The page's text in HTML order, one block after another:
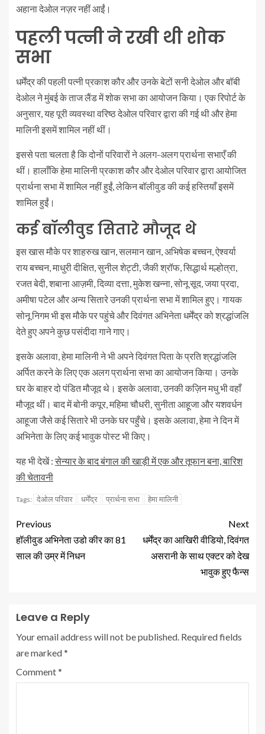
अहाना देओल नज़र नहीं आईं।
पहली पत्नी ने रखी थी शोक
सभा
धर्मेंद्र की पहली पत्नी प्रकाश कौर और उनके बेटों सनी देओल और बॉबी
देओल ने मुंबई के ताज लैंड में शोक सभा का आयोजन किया। एक रिपोर्ट के
अनुसार, यह पूरी व्यवस्था वरिष्ठ देओल परिवार द्वारा की गई थी और हेमा
मालिनी इसमें शामिल नहीं थीं।
इससे पता चलता है कि दोनों परिवारों ने अलग-अलग प्रार्थना सभाएँ की
थीं। हालाँकि हेमा मालिनी प्रकाश कौर और देओल परिवार द्वारा आयोजित
प्रार्थना सभा में शामिल नहीं हुईं, लेकिन बॉलीवुड की कई हस्तियाँ इसमें
शामिल हुईं।
कई बॉलीवुड सितारे मौजूद थे
इस खास मौके पर शाहरुख खान, सलमान खान, अभिषेक बच्चन, ऐश्वर्या
राय बच्चन, माधुरी दीक्षित, सुनील शेट्टी, जैकी श्रॉफ, सिद्धार्थ मल्होत्रा,
रजत बेदी, शबाना आज़मी, दिव्या दत्ता, मुकेश खन्ना, सोनू सूद, जया प्रदा,
अमीषा पटेल और अन्य सितारे उनकी प्रार्थना सभा में शामिल हुए। गायक
सोनू निगम भी इस मौके पर पहुंचे और दिवंगत अभिनेता धर्मेंद्र को श्रद्धांजलि
देते हुए अपने कुछ पसंदीदा गाने गाए।
इसके अलावा, हेमा मालिनी ने भी अपने दिवंगत पिता के प्रति श्रद्धांजलि
अर्पित करने के लिए एक अलग प्रार्थना सभा का आयोजन किया। उनके
घर के बाहर दो पंडित मौजूद थे। इसके अलावा, उनकी कज़िन मधु भी वहाँ
मौजूद थीं। बाद में बोनी कपूर, महिमा चौधरी, सुनीता आहूजा और यशवर्धन
आहूजा जैसे कई सितारे भी उनके घर पहुँचे। इसके अलावा, हेमा ने दिन में
अभिनेता के लिए कई भावुक पोस्ट भी किए।
यह भी देखें :सेन्यार के बाद बंगाल की खाड़ी में एक और तूफान बना, बारिश
की चेतावनी
Tags: देओल परिवार धर्मेंद्र प्रार्थना सभा हेमा मालिनी
Previous
हॉलीवुड अभिनेता उडो कीर का 81
साल की उम्र में निधन
Next
धर्मेंद्र का आखिरी वीडियो, दिवंगत
असरानी के साथ एक्टर को देख
भावुक हुए फैन्स
Leave a Reply
Your email address will not be published. Required fields
are marked*
Comment*